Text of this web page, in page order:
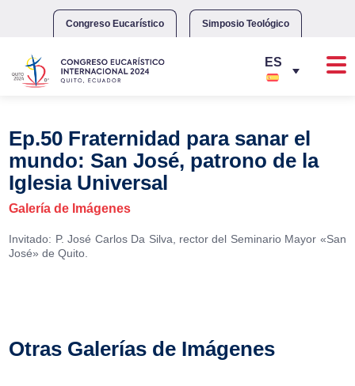
Congreso Eucarístico Simposio Teológico
Ep.50 Fraternidad para sanar el
mundo: San José, patrono de la
Iglesia Universal
Galería de Imágenes
Invitado: P. José Carlos Da Silva, rector del Seminario Mayor «San
José» de Quito.
Otras Galerías de Imágenes